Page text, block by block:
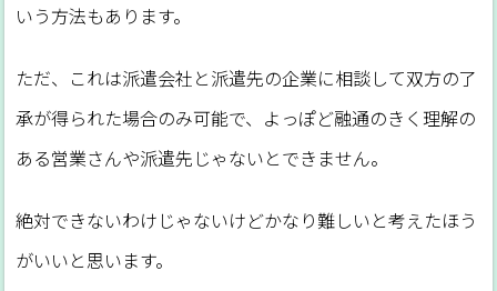
いう方法もあります。
ただ、これは派遣会社と派遣先の企業に相談して双方の了
承が得られた場合のみ可能で、よっぽど融通のきく理解の
ある営業さんや派遣先じゃないとできません。
絶対できないわけじゃないけどかなり難しいと考えたほう
がいいと思います。